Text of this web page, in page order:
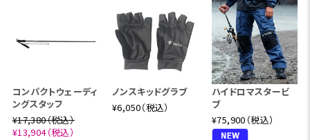
コンパクトウェーディ
ングスタッフ
¥17,380（税込）
¥13,904（税込）
ノンスキッドグラブ
¥6,050（税込）
ハイドロマスタービ
ブ
¥75,900（税込）